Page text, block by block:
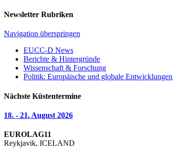
Newsletter Rubriken
Navigation überspringen
EUCC-D News
Berichte & Hintergründe
Wissenschaft & Forschung
Politik: Europäische und globale Entwicklungen
Nächste Küstentermine
18. - 21. August 2026
EUROLAG11
Reykjavik, ICELAND